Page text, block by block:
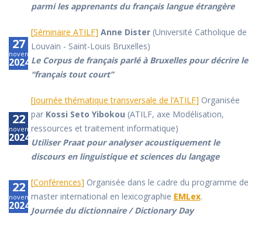
parmi les apprenants du français langue étrangère
27
novembre
2024
[Séminaire ATILF] Anne Dister(Université Catholique de
Louvain - Saint-Louis Bruxelles)
Le Corpus de français parlé à Bruxelles pour décrire le
“français tout court”
22
novembre
2024
[Journée thématique transversale de l’ATILF] Organisée
par Kossi Seto Yibokou (ATILF, axe Modélisation,
ressources et traitement informatique)
Utiliser Praat pour analyser acoustiquement le
discours en linguistique et sciences du langage
22
novembre
2024
[Conférences] Organisée dans le cadre du programme de
master international en lexicographie EMLex.
Journée du dictionnaire / Dictionary Day